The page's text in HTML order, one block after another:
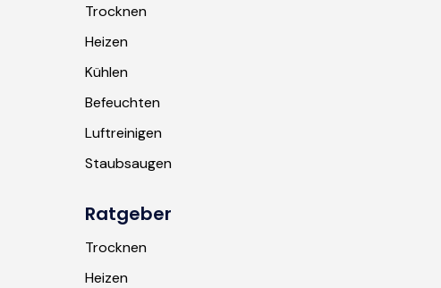
Trocknen
Heizen
Kühlen
Befeuchten
Luftreinigen
Staubsaugen
Ratgeber
Trocknen
Heizen